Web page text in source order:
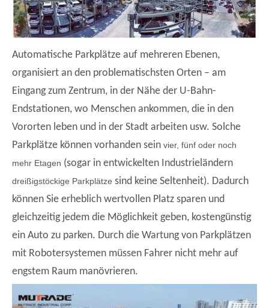
Automatische Parkplätze auf mehreren Ebenen,
organisiert an den problematischsten Orten – am
Eingang zum Zentrum, in der Nähe der U-Bahn-
Endstationen, wo Menschen ankommen, die in den
Vororten leben und in der Stadt arbeiten usw. Solche
Parkplätze können vorhanden sein vier, fünf oder noch
mehr Etagen (sogar in entwickelten Industrieländern
dreißigstöckige Parkplätze sind keine Seltenheit). Dadurch
können Sie erheblich wertvollen Platz sparen und
gleichzeitig jedem die Möglichkeit geben, kostengünstig
ein Auto zu parken. Durch die Wartung von Parkplätzen
mit Robotersystemen müssen Fahrer nicht mehr auf
engstem Raum manövrieren.